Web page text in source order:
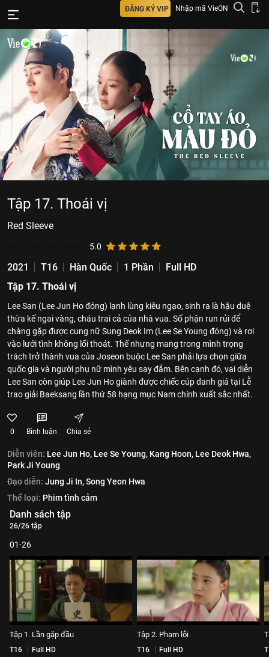
ĐĂNG KÝ VIP Nhập mã VieON
Tập 17. Thoái vị
Red Sleeve
5.0
2021 T16 Hàn Quốc 1 Phần
Full HD
Tập 17. Thoái vị
Lee San (Lee Jun Ho đóng) lạnh lùng kiêu ngạo, sinh ra là hậu duệ
thừa kế ngai vàng, cháu trai cả của nhà vua. Số phận run rủi để
chàng gặp được cung nữ Sung Deok Im (Lee Se Young đóng) và rơi
vào lưới tình không lối thoát. Thế nhưng mang trong mình trọng
trách trở thành vua của Joseon buộc Lee San phải lựa chọn giữa
quốc gia và người phụ nữ mình yêu say đắm. Bên cạnh đó, vai diễn
Lee San còn giúp Lee Jun Ho giành được chiếc cúp danh giá tại Lễ
trao giải Baeksang lần thứ 58 hạng mục Nam chính xuất sắc nhất.
0 Bình luận Chia sẻ
Diễn viên: Lee Jun Ho, Lee Se Young, Kang Hoon, Lee Deok Hwa,
Park Ji Young
Đạo diễn: Jung Ji In,Song Yeon Hwa
Thể loại: Phim tình cảm
Danh sách tập
26/26 tập
01-26
Tập 1. Lần gặp đầu
T16 Full HD
Tập 2. Phạm lỗi
T16 Full HD